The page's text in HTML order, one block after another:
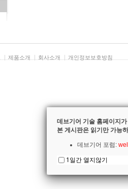
제품소개 회사소개 개인정보보호방침
데브기어 기술 홈페이지
본 게시판은 읽기만 가능
데브기어 포럼:
1일간 열지않기